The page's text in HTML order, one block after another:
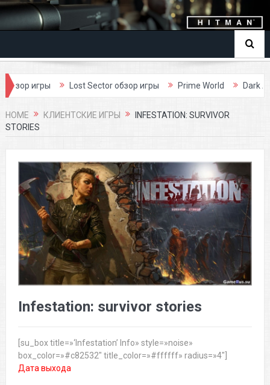
Lost Sector обзор игры Prime World Dark Age обзор
HOME КЛИЕНТСКИЕ ИГРЫ
INFESTATION: SURVIVOR
STORIES
Infestation: survivor stories
[su_box title=»‘Infestation’ Info» style=»noise»
box_color=»#c82532″ title_color=»#ffffff» radius=»4″]
Дата выхода